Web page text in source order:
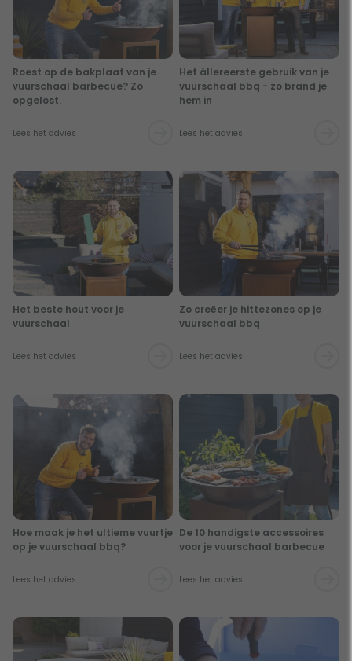
Roest op de bakplaat van je
vuurschaal barbecue? Zo
opgelost.
Lees het advies
Het állereerste gebruik van je
vuurschaal bbq - zo brand je
hem in
Lees het advies
Het beste hout voor je
vuurschaal
Lees het advies
Zo creëer je hittezones op je
vuurschaal bbq
Lees het advies
Hoe maak je het ultieme vuurtje
op je vuurschaal bbq?
Lees het advies
De 10 handigste accessoires
voor je vuurschaal barbecue
Lees het advies